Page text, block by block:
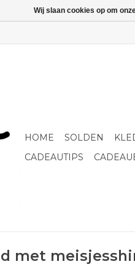
HOME SOLDEN
CADEAUTIPS
met
Wij slaan cookies op om